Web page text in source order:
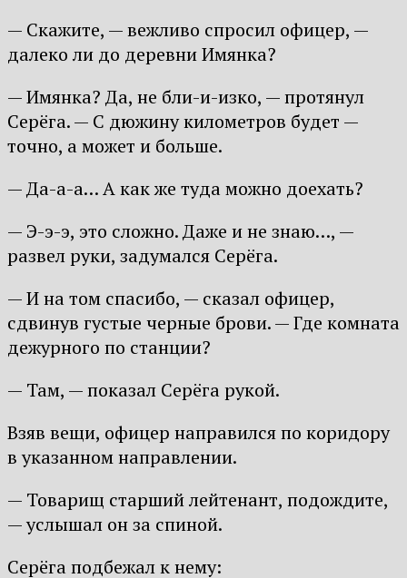
— Скажите, — вежливо спросил офицер, —
далеко ли до деревни Имянка?
— Имянка? Да, не бли-и-изко, — протянул
Серёга. — С дюжину километров будет —
точно, а может и больше.
— Да-а-а… А как же туда можно доехать?
— Э-э-э, это сложно. Даже и не знаю…, —
развел руки, задумался Серёга.
— И на том спасибо, — сказал офицер,
сдвинув густые черные брови. — Где комната
дежурного по станции?
— Там, — показал Серёга рукой.
Взяв вещи, офицер направился по коридору
в указанном направлении.
— Товарищ старший лейтенант, подождите,
— услышал он за спиной.
Серёга подбежал к нему: